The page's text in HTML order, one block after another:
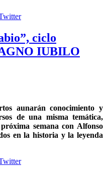
ciclo
IUBILO
aunarán conocimiento y
de una misma temática,
semana con Alfonso
en la historia y la leyenda